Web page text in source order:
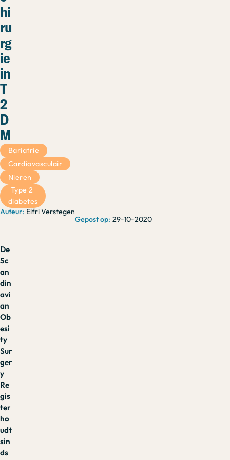
hi
ru
rg
ie
in
T
2
D
M
Elfri Verstegen
29-10-2020
Bariatrie
Cardiovasculair
Nieren
Type 2
diabetes
De
Sc
an
din
avi
an
Ob
esi
ty
Sur
ger
y
Re
gis
ter
ho
udt
sin
ds